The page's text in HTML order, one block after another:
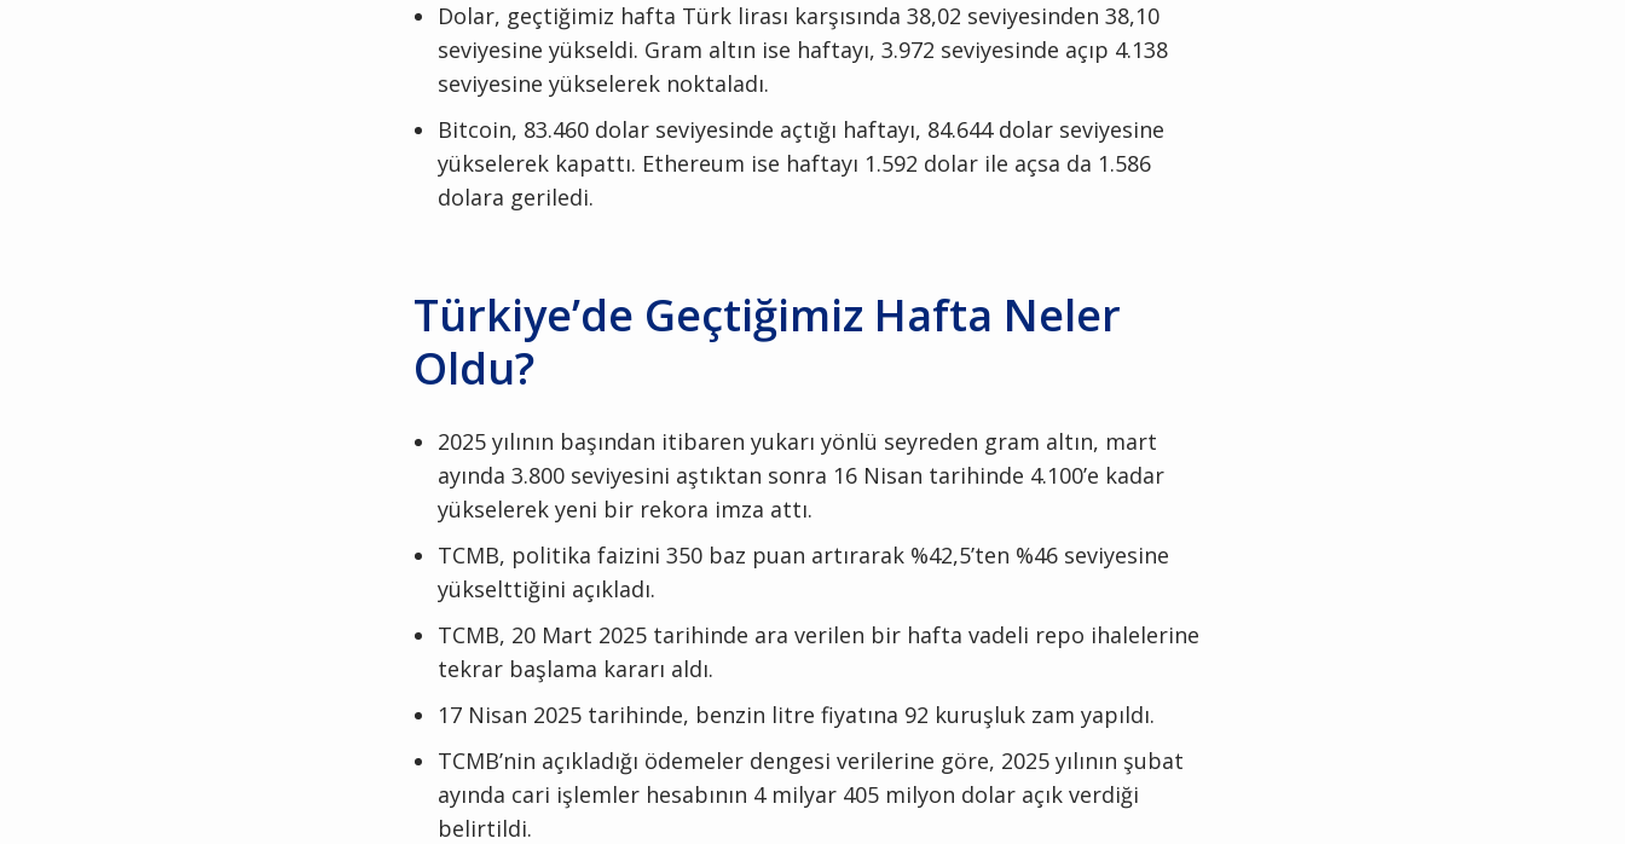
Dolar, geçtiğimiz hafta Türk lirası karşısında 38,02 seviyesinden 38,10
seviyesine yükseldi. Gram altın ise haftayı, 3.972 seviyesinde açıp 4.138
seviyesine yükselerek noktaladı.
Bitcoin, 83.460 dolar seviyesinde açtığı haftayı, 84.644 dolar seviyesine
yükselerek kapattı. Ethereum ise haftayı 1.592 dolar ile açsa da 1.586
dolara geriledi.
Türkiye’de Geçtiğimiz Hafta Neler
Oldu?
2025 yılının başından itibaren yukarı yönlü seyreden gram altın, mart
ayında 3.800 seviyesini aştıktan sonra 16 Nisan tarihinde 4.100’e kadar
yükselerek yeni bir rekora imza attı.
TCMB, politika faizini 350 baz puan artırarak %42,5’ten %46 seviyesine
yükselttiğini açıkladı.
TCMB, 20 Mart 2025 tarihinde ara verilen bir hafta vadeli repo ihalelerine
tekrar başlama kararı aldı.
17 Nisan 2025 tarihinde, benzin litre fiyatına 92 kuruşluk zam yapıldı.
TCMB’nin açıkladığı ödemeler dengesi verilerine göre, 2025 yılının şubat
ayında cari işlemler hesabının 4 milyar 405 milyon dolar açık verdiği
belirtildi.